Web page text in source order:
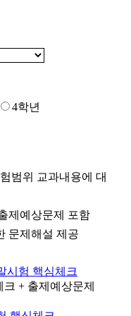
4학년
범위 교과내용에 대
제예상문제 포함
문제해설 제공
시험 핵심체크
+ 출제예상문제